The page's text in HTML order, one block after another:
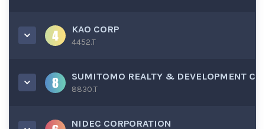
KAO CORP
4452.T
SUMITOMO REALTY & DEVELOPMENT C
8830.T
NIDEC CORPORATION